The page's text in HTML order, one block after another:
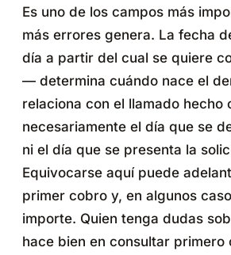
Es uno de los campos más
más errores genera. La fecha
día a partir del cual se quiere
— determina cuándo nace el
relaciona con el llamado hecho
necesariamente el día que se
ni el día que se presenta la
Equivocarse aquí puede
primer cobro y, en algunos
importe. Quien tenga dudas
hace bien en consultar primero